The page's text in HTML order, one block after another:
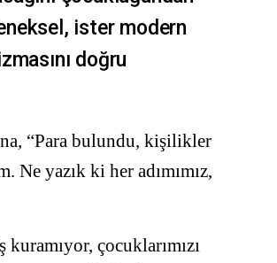
ister modern
doğru
“Para bulundu, kişilikler
Ne yazık ki her adımımız,
çocuklarımızı